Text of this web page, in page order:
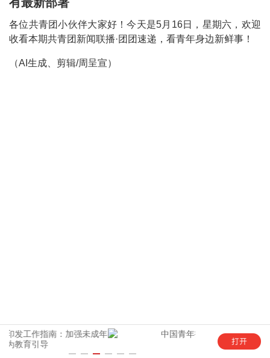
各位共青团小伙伴大家好！今天是5月16日，星期六，欢迎
收看本期共青团新闻联播·团团速递，看青年身边新鲜事！
（AI生成、剪辑/周呈宣）
成年 中国青年报客户端全新5.0版上线！ “这